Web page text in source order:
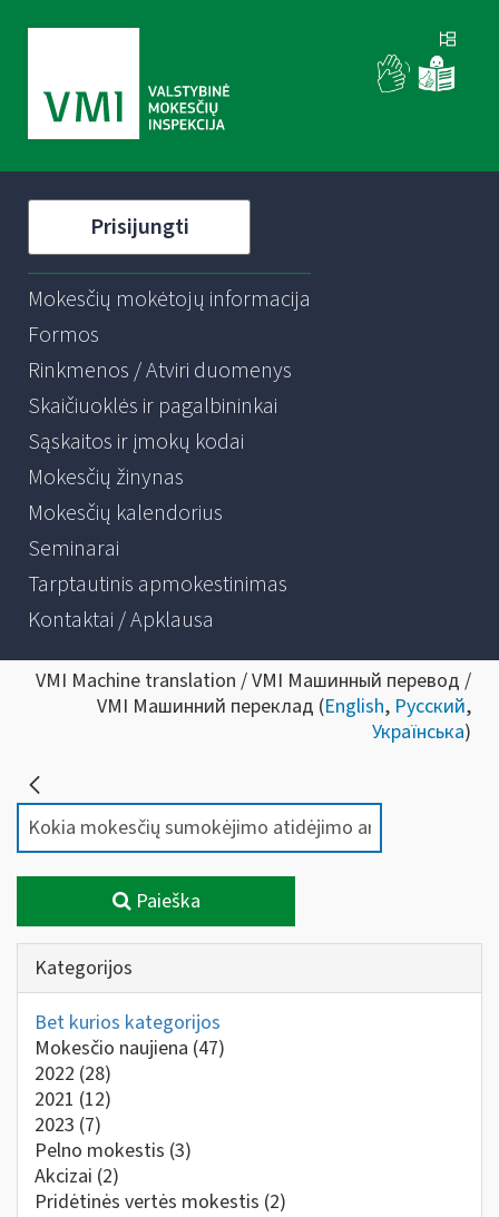
Prisijungti
Mokesčių mokėtojų informacija
Formos
Rinkmenos / Atviri duomenys
Skaičiuoklės ir pagalbininkai
Sąskaitos ir įmokų kodai
Mokesčių žinynas
Mokesčių kalendorius
Seminarai
Tarptautinis apmokestinimas
Kontaktai / Apklausa
VMI Machine translation / VMI Машинный перевод /
VMI Машинний переклад (English, Русский,
Українська)
Paieška
Kategorijos
Bet kurios kategorijos
Mokesčio naujiena (47)
2022 (28)
2021 (12)
2023 (7)
Pelno mokestis (3)
Akcizai (2)
Pridėtinės vertės mokestis (2)